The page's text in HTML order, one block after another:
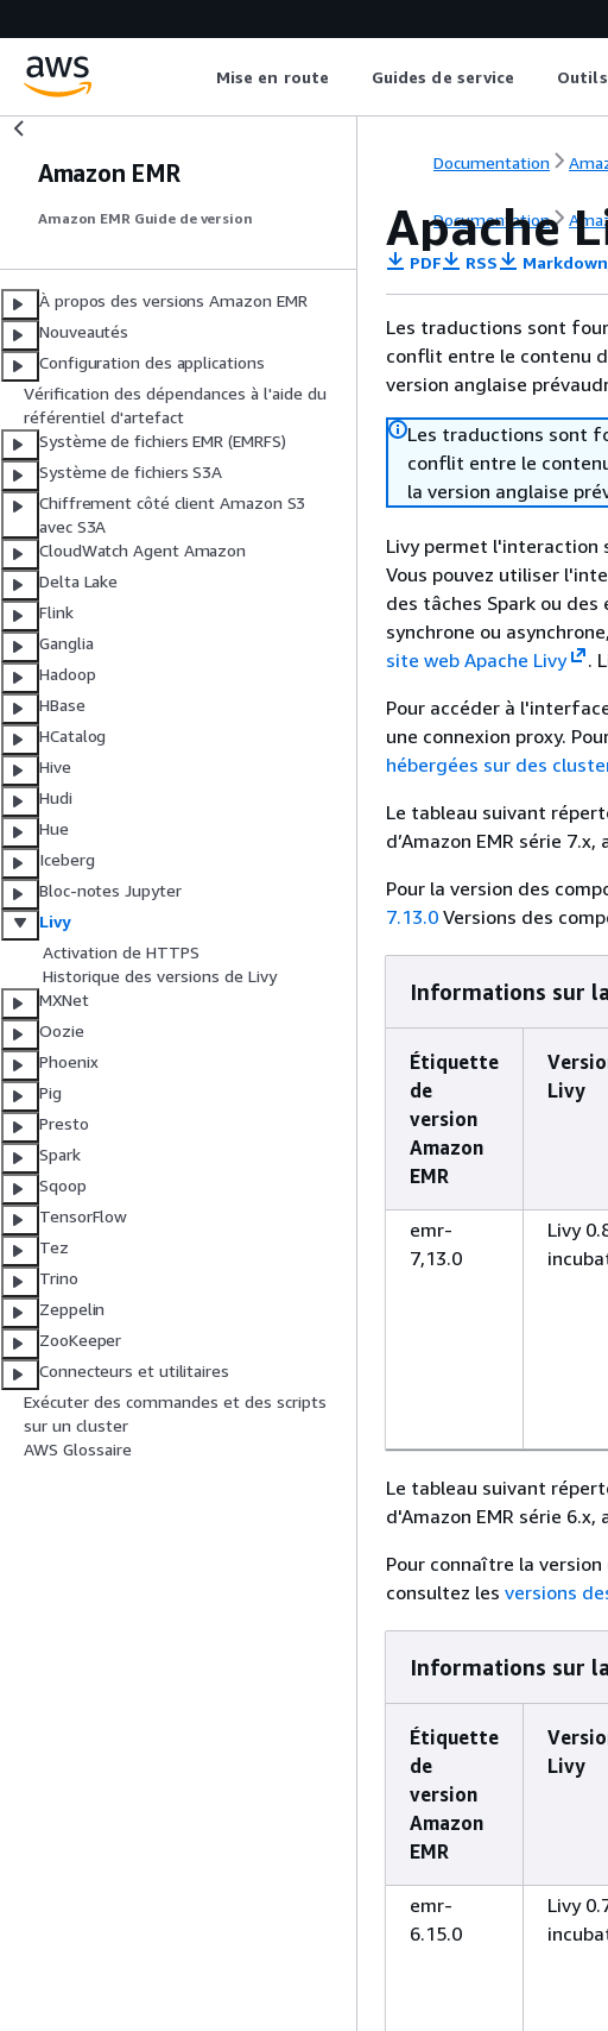
Mise en route Guides de service
Amazon EMR
Amazon EMR Guide de version
À propos des versions Amazon EMR
Nouveautés
Configuration des applications
Vérification des dépendances à l'aide du
référentiel d'artefact
Système de fichiers EMR (EMRFS)
Système de fichiers S3A
Chiffrement côté client Amazon S3
avec S3A
CloudWatch Agent Amazon
Delta Lake
Flink
Ganglia
Hadoop
HBase
HCatalog
Hive
Hudi
Hue
Iceberg
Bloc-notes Jupyter
Livy
Activation de HTTPS
Historique des versions de Livy
MXNet
Oozie
Phoenix
Pig
Presto
Spark
Sqoop
TensorFlow
Tez
Trino
Zeppelin
ZooKeeper
Connecteurs et utilitaires
Exécuter des commandes et des scripts
sur un cluster
AWS Glossaire
Documentation
Documentation
Apache
PDF RSS Markdown
Les traductions sont
conflit entre le contenu
version anglaise
Les traductions sont
conflit entre le
la version anglaise
Livy permet l'interaction
Vous pouvez utiliser
des tâches Spark ou
synchrone ou
site web Apache Livy
.
Pour accéder à
une connexion proxy.
hébergées sur des
Le tableau suivant
d’Amazon EMR série
Pour la version des
7.13.0 Versions des
Informations sur
Étiquette
de
version
Amazon
EMR
Livy
emr-
7,13.0
Livy
Le tableau suivant
d'Amazon EMR série
Pour connaître la
consultez les versions
Informations sur
Étiquette
de
version
Amazon
EMR
Livy
emr-
6.15.0
Livy